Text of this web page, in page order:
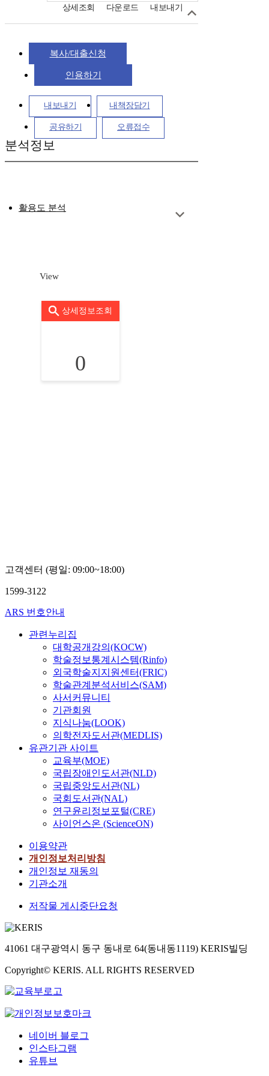
상세조회 다운로드 내보내기
복사/대출신청
인용하기
내보내기 내책장담기
공유하기 오류접수
분석정보
활용도 분석
View
상세정보조회
0
고객센터 (평일: 09:00~18:00)
1599-3122
ARS 번호안내
관련누리집
대학공개강의(KOCW)
학술정보통계시스템(Rinfo)
외국학술지지원센터(FRIC)
학술관계분석서비스(SAM)
사서커뮤니티
기관회원
지식나눔(LOOK)
의학전자도서관(MEDLIS)
유관기관 사이트
교육부(MOE)
국립장애인도서관(NLD)
국립중앙도서관(NL)
국회도서관(NAL)
연구윤리정보포털(CRE)
사이언스온 (ScienceON)
이용약관
개인정보처리방침
개인정보 재동의
기관소개
저작물 게시중단요청
41061 대구광역시 동구 동내로 64(동내동1119) KERIS빌딩
Copyright© KERIS. ALL RIGHTS RESERVED
네이버 블로그
인스타그램
유튜브